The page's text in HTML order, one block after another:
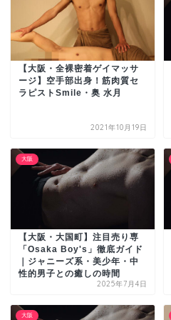
【大阪・全裸密着ゲイマッサ
ージ】空手部出身！筋肉質セ
ラピストSmile・奥 水月
2021年10月19日
大阪
【大阪・大国町】注目売り専
「Osaka Boy's」徹底ガイド
｜ジャニーズ系・美少年・中
性的男子との癒しの時間
2025年7月4日
大阪